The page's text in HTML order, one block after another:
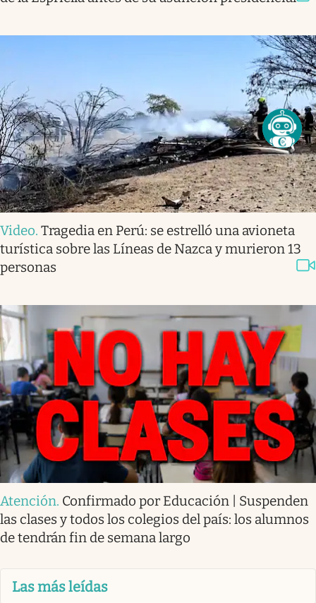
Video. Tragedia en Perú: se estrelló una avioneta
turística sobre las Líneas de Nazca y murieron 13
personas
Atención. Confirmado por Educación | Suspenden
las clases y todos los colegios del país: los alumnos
de tendrán fin de semana largo
Las más leídas